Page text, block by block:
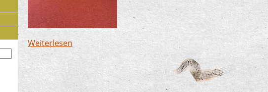
Weiterlesenüber Rania Mossleh erfolgreich bei "Jugend musiziert"